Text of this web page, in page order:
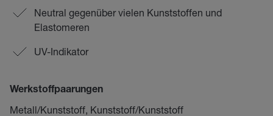
Neutral gegenüber vielen Kunststoffen und
Elastomeren
UV-Indikator
Werkstoffpaarungen
Metall/Kunststoff, Kunststoff/Kunststoff